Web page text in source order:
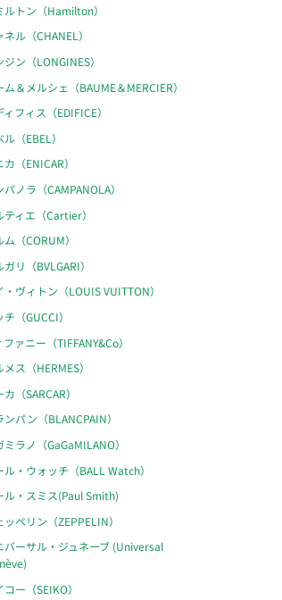
ルトン（Hamilton）
ネル（CHANEL）
ジン（LONGINES）
ム＆メルシェ（BAUME＆MERCIER）
ィフィス（EDIFICE）
ル（EBEL）
カ（ENICAR）
パノラ（CAMPANOLA）
ティエ（Cartier）
ム（CORUM）
ガリ（BVLGARI）
・ヴィトン（LOUIS VUITTON）
チ（GUCCI）
ファニー（TIFFANY&Co）
メス（HERMES）
（SARCAR）
ンパン（BLANCPAIN）
ミラノ（GaGaMILANO）
ル・ウォッチ（BALL Watch）
ル・スミス(Paul Smith)
ッペリン（ZEPPELIN）
バーサル・ジュネーブ (Universal
ー（SEIKO）